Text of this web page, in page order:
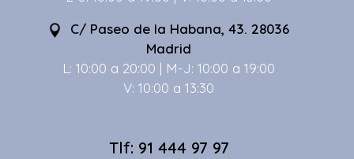
C/ Paseo de la Habana, 43. 28036
Madrid
L: 10:00 a 20:00 | M-J: 10:00 a 19:00
V: 10:00 a 13:30
Tlf: 91 444 97 97